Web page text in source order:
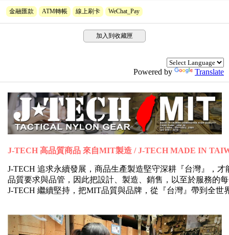
金融匯款 ATM轉帳 線上刷卡 WeChat_Pay
加入到收藏匣
Powered by Translate
J-TECH 高品質商品 來自MIT製造 / J-TECH MADE IN
J-TECH 追求永續發展，商品生產製造堅守深耕『台灣』，
品質要求與品管，因此把設計、製造、銷售，以至於服務的
J-TECH 繼續堅持，把MIT品質與品牌，從『台灣』帶到全世